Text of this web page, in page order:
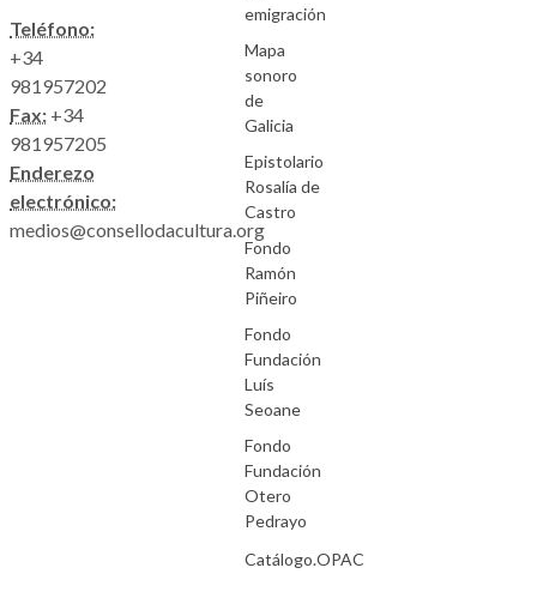
Teléfono:
+34
981957202
Fax: +34
981957205
Enderezo
electrónico:
medios@consellodacultura.org
emigración
Mapa
sonoro
de
Galicia
Epistolario
Rosalía de
Castro
Fondo
Ramón
Piñeiro
Fondo
Fundación
Luís
Seoane
Fondo
Fundación
Otero
Pedrayo
Catálogo.OPAC